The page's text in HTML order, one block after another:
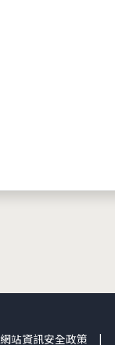
網站資訊安全政策 |